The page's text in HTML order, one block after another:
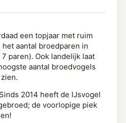
een topjaar met ruim
aantal broedparen in
paren). Ook landelijk laat
aantal broedvogels
2014 heeft de IJsvogel
de voorlopige piek